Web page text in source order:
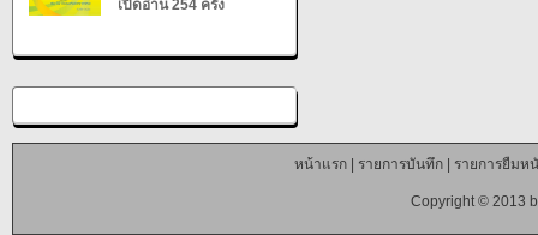
เปิดอ่าน 254 ครั้ง
หน้าแรก| รายการบันทึก| รายการยืมห
Copyright © 2013